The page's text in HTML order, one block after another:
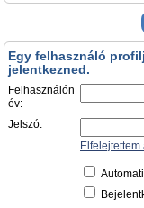
Egy felhasználó
jelentkezned.
Felhasználón
év:
Jelszó: